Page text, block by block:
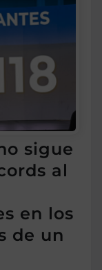
sigue
al
en los
de un